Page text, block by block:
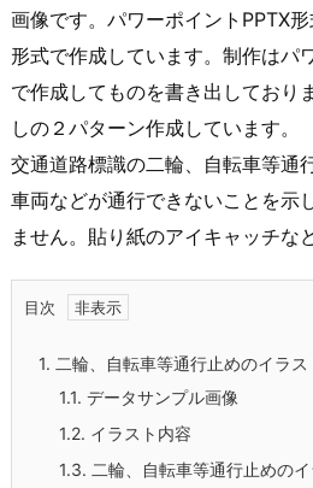
画像です。パワーポイントPPTX
形式で作成しています。制作はパ
で作成してものを書き出しており
しの２パターン作成しています。
交通道路標識の二輪、自転車等通
車両などが通行できないことを示
ません。貼り紙のアイキャッチな
目次
1. 二輪、自転車等通行止めのイラス
1.1. データサンプル画像
1.2. イラスト内容
1.3. 二輪、自転車等通行止めの